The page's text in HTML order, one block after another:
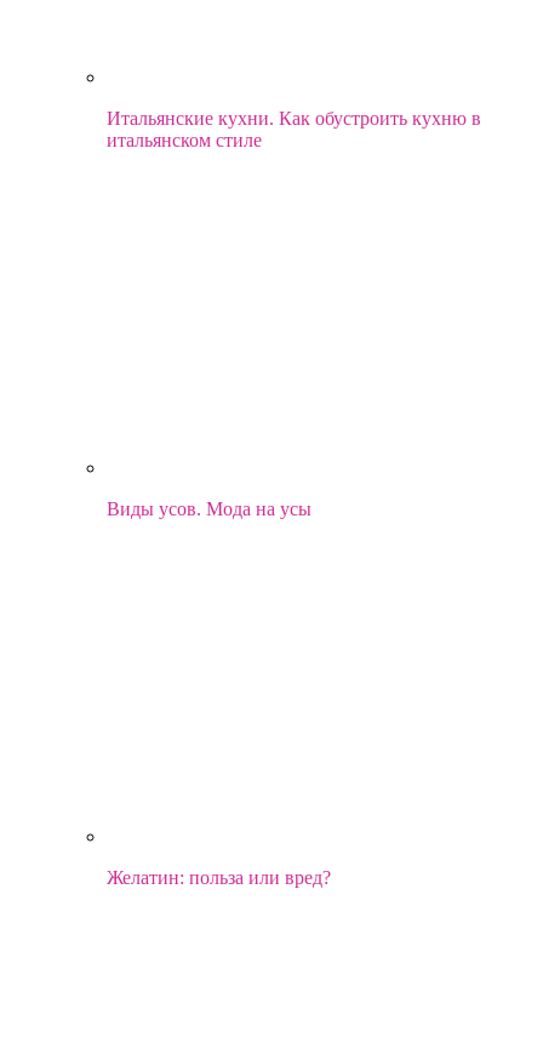
Итальянские кухни. Как обустроить кухню в
итальянском стиле
Виды усов. Мода на усы
Желатин: польза или вред?